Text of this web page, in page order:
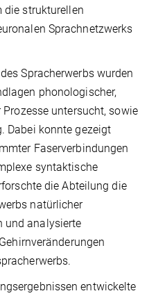
die strukturellen
Sprachnetzwerks
Spracherwerbs wurden
phonologischer,
untersucht, sowie
Dabei konnte gezeigt
Faserverbindungen
syntaktische
die Abteilung die
natürlicher
und analysierte
entwickelte